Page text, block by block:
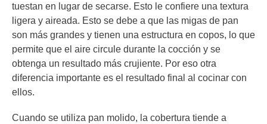
tuestan en lugar de secarse. Esto le confiere una textura
ligera y aireada. Esto se debe a que las migas de pan
son más grandes y tienen una estructura en copos, lo que
permite que el aire circule durante la cocción y se
obtenga un resultado más crujiente. Por eso otra
diferencia importante es el resultado final al cocinar con
ellos.
Cuando se utiliza pan molido, la cobertura tiende a